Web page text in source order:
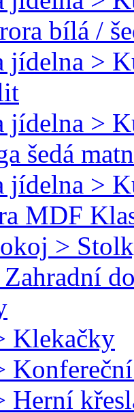
bílá /
jídelna >
jídelna >
šedá
jídelna >
MDF
>
Zahradní
Klekačky
Herní